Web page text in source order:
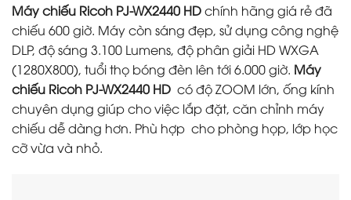
Máy chiếu Ricoh PJ-WX2440 HDchính hãng giá rẻ đã
chiếu 600 giờ. Máy còn sáng đẹp, sử dụng công nghệ
DLP, độ sáng 3.100 Lumens, độ phân giải HD WXGA
(1280X800), tuổi thọ bóng đèn lên tới 6.000 giờ. Máy
chiếu Ricoh PJ-WX2440 HD có độ ZOOM lớn, ống kính
chuyên dụng giúp cho việc lắp đặt, căn chỉnh máy
chiếu dễ dàng hơn. Phù hợp cho phòng họp, lớp học
cỡ vừa và nhỏ.